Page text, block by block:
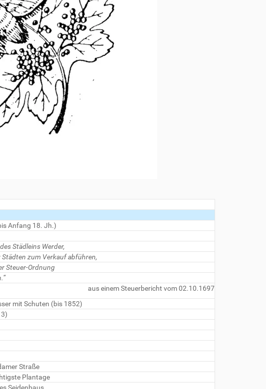
Anfang 18. Jh.)
Städleins Werder,
Städten zum Verkauf abführen,
Steuer-Ordnung
aus einem Steuerbericht vom 02.10.1697
mit Schuten (bis 1852)
Straße
Plantage